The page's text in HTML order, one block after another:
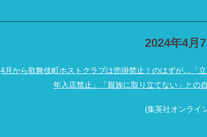
2024年4月7
4月から歌舞伎町ホストクラブは売掛禁止！のはずが…「
年入店禁止」「親族に取り立てない」との
(集英社オンライ